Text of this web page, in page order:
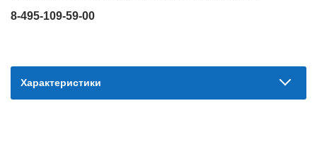
8-495-109-59-00
Характеристики